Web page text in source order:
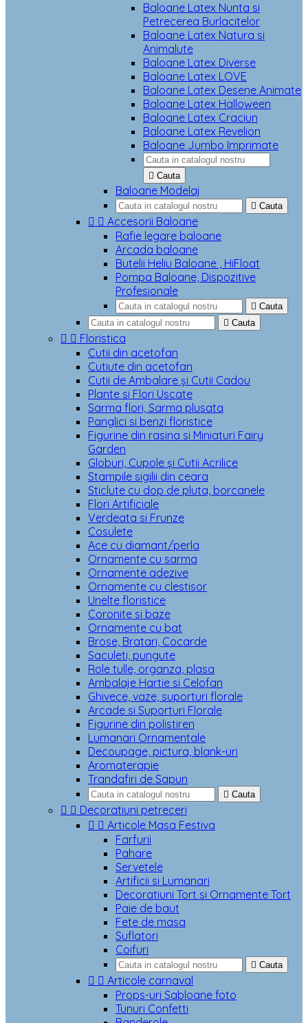
Baloane Latex Nunta si
Petrecerea Burlacitelor
Baloane Latex Natura si
Animalute
Baloane Latex Diverse
Baloane Latex LOVE
Baloane Latex Desene Animate
Baloane Latex Halloween
Baloane Latex Craciun
Baloane Latex Revelion
Baloane Jumbo Imprimate
 Cauta
Baloane Modelaj
 Cauta
  Accesorii Baloane
Rafie legare baloane
Arcada baloane
Butelii Heliu Baloane , HiFloat
Pompa Baloane, Dispozitive
Profesionale
 Cauta
 Cauta
  Floristica
Cutii din acetofan
Cutiute din acetofan
Cutii de Ambalare și Cutii Cadou
Plante si Flori Uscate
Sarma flori, Sarma plusata
Panglici si benzi floristice
Figurine din rasina si Miniaturi Fairy
Garden
Globuri, Cupole și Cutii Acrilice
Stampile sigilii din ceara
Sticlute cu dop de pluta, borcanele
Flori Artificiale
Verdeata si Frunze
Cosulete
Ace cu diamant/perla
Ornamente cu sarma
Ornamente adezive
Ornamente cu clestisor
Unelte floristice
Coronite si baze
Ornamente cu bat
Brose, Bratari, Cocarde
Saculeti, pungute
Role tulle, organza, plasa
Ambalaje Hartie si Celofan
Ghivece, vaze, suporturi florale
Arcade si Suporturi Florale
Figurine din polistiren
Lumanari Ornamentale
Decoupage, pictura, blank-uri
Aromaterapie
Trandafiri de Sapun
 Cauta
  Decoratiuni petreceri
  Articole Masa Festiva
Farfurii
Pahare
Servetele
Artificii si Lumanari
Decoratiuni Tort si Ornamente Tort
Paie de baut
Fete de masa
Suflatori
Coifuri
 Cauta
  Articole carnaval
Props-uri Sabloane foto
Tunuri Confetti